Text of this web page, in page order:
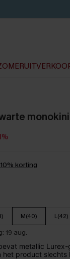
korting
M(40) L(42)
19 aug.
metallic
het product slechts